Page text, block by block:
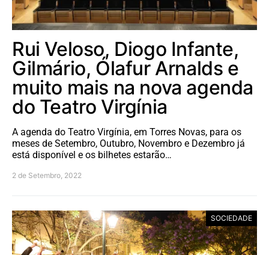
Rui Veloso, Diogo Infante,
Gilmário, Ólafur Arnalds e
muito mais na nova agenda
do Teatro Virgínia
A agenda do Teatro Virgínia, em Torres Novas, para os
meses de Setembro, Outubro, Novembro e Dezembro já
está disponível e os bilhetes estarão…
2 de Setembro, 2022
SOCIEDADE